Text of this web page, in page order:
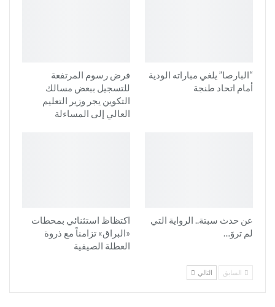
“البارصا” يلغي مباراته الودية
أمام اتحاد طنجة
فرض رسوم المرتفعة
للتسجيل ببعض مسالك
التكوين يجر وزير التعليم
العالي إلى المساءلة
عن حدث سبتة.. الرواية التي
لم تروَ…
اكتظاظ استثنائي بمحطات
«البراق» تزامناً مع ذروة
العطلة الصيفية
السابق التالي